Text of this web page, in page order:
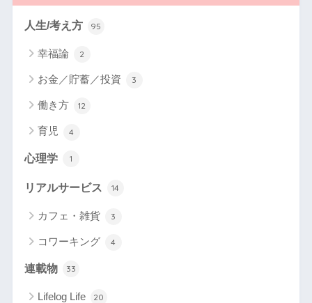
人生/考え方 95
幸福論 2
お金／貯蓄／投資 3
働き方 12
育児 4
心理学 1
リアルサービス 14
カフェ・雑貨 3
コワーキング 4
連載物 33
Lifelog Life 20